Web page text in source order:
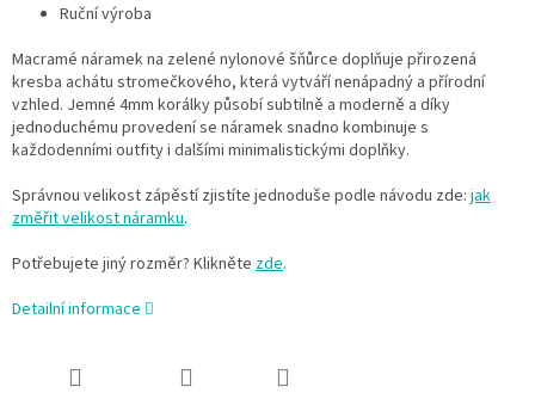
Ruční výroba
Macramé náramek na zelené nylonové šňůrce doplňuje přirozená
kresba achátu stromečkového, která vytváří nenápadný a přírodní
vzhled. Jemné 4mm korálky působí subtilně a moderně a díky
jednoduchému provedení se náramek snadno kombinuje s
každodenními outfity i dalšími minimalistickými doplňky.
Správnou velikost zápěstí zjistíte jednoduše podle návodu zde: jak
změřit velikost náramku.
Potřebujete jiný rozměr? Klikněte zde.
Detailní informace